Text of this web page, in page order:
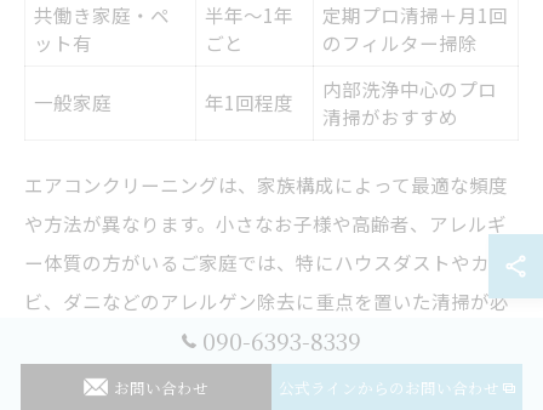
共働き家庭・ペ
ット有
半年～1年
ごと
定期プロ清掃＋月1回
のフィルター掃除
一般家庭 年1回程度
内部洗浄中心のプロ
清掃がおすすめ
エアコンクリーニングは、家族構成によって最適な頻度
や方法が異なります。小さなお子様や高齢者、アレルギ
ー体質の方がいるご家庭では、特にハウスダストやカ
ビ、ダニなどのアレルゲン除去に重点を置いた清掃が必
要です。例えば、乳幼児がいる場合はエコ洗剤を使った
低刺激のクリーニングを選択し、年に1回以上のプロに
090-6393-8339
お問い合わせ 公式ラインからのお問い合わせ